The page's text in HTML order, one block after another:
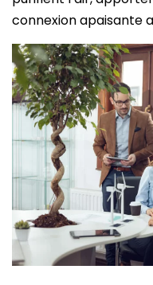
connexion apaisante